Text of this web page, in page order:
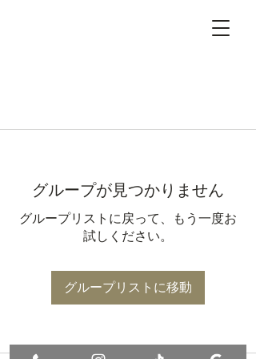
グループが見つかりません
グループリストに戻って、もう一度お
試しください。
グループリストに移動